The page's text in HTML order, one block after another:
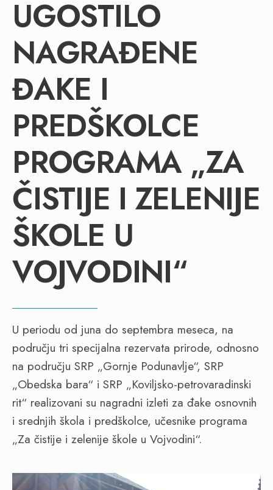
UGOSTILO
NAGRAĐENE
ĐAKE I
PREDŠKOLCE
PROGRAMA „ZA
ČISTIJE I ZELENIJE
ŠKOLE U
VOJVODINI“
U periodu od juna do septembra meseca, na
području tri specijalna rezervata prirode, odnosno
na području SRP „Gornje Podunavlje“, SRP
„Obedska bara“ i SRP „Koviljsko-petrovaradinski
rit“ realizovani su nagradni izleti za đake osnovnih
i srednjih škola i predškolce, učesnike programa
„Za čistije i zelenije škole u Vojvodini“.